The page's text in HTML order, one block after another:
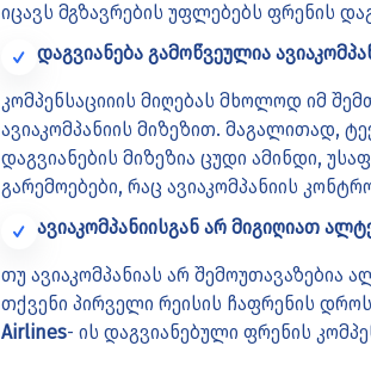
იცავს მგზავრების უფლებებს ფრენის
დაგვიანება გამოწვეულია
კომპენსაციიის მიღებას მხოლოდ იმ
ავიაკომპანიის მიზეზით. მაგალითად,
დაგვიანების მიზეზია ცუდი ამინდი,
გარემოებები, რაც ავიაკომპანიის
ავიაკომპანიისგან არ მიგიღიათ
თუ ავიაკომპანიას არ
თქვენი პირველი რეისის ჩაფრენის
Airlines- ის დაგვიანებული ფრენის